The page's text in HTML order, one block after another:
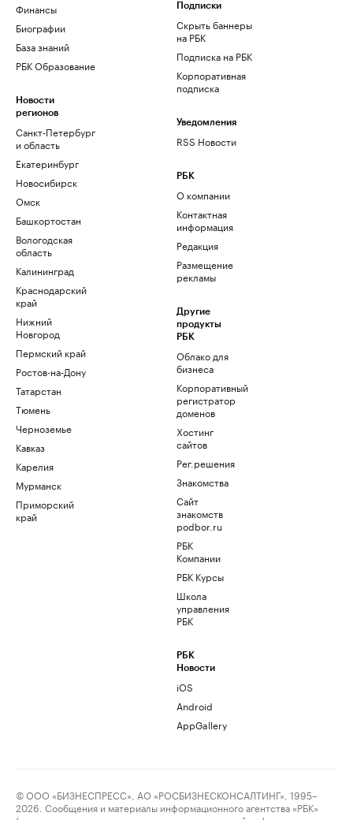
Финансы
Биографии
База знаний
РБК Образование
Новости
регионов
Санкт-Петербург
и область
Екатеринбург
Новосибирск
Омск
Башкортостан
Вологодская
область
Калининград
Краснодарский
край
Нижний
Новгород
Пермский край
Ростов-на-Дону
Татарстан
Тюмень
Черноземье
Кавказ
Карелия
Мурманск
Приморский
край
Подписки
Скрыть баннеры
на РБК
Подписка на РБК
Корпоративная
подписка
Уведомления
RSS Новости
РБК
О компании
Контактная
информация
Редакция
Размещение
рекламы
Другие
продукты
РБК
Облако для
бизнеса
Корпоративный
регистратор
доменов
Хостинг
сайтов
Рег.решения
Знакомства
Сайт
знакомств
podbor.ru
РБК
Компании
РБК Курсы
Школа
управления
РБК
РБК
Новости
iOS
Android
AppGallery
© ООО «БИЗНЕСПРЕСС», АО «РОСБИЗНЕСКОНСАЛТИНГ», 1995–
2026. Сообщения и материалы информационного агентства «РБК»